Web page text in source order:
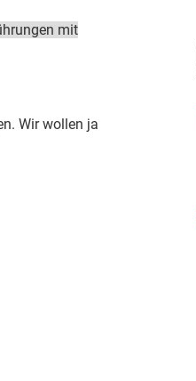
mit
Wir wollen ja